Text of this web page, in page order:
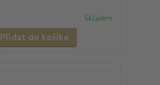
Skladem
Přidat do košíku